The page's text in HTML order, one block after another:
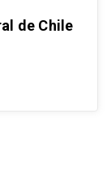
de Chile